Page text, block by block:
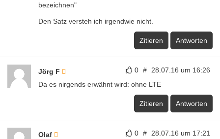
bezeichnen"
Den Satz versteh ich irgendwie nicht.
Zitieren Antworten
0 # 28.07.16 um 16:26
Jörg F
Da es nirgends erwähnt wird: ohne LTE
Zitieren Antworten
0 # 28.07.16 um 17:21
Olaf